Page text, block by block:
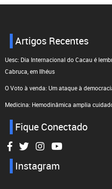
Artigos Recentes
Uesc: Dia Internacional do Cacau é
Cabruca, em Ilhéus
O Voto à venda: Um ataque à
Medicina: Hemodinâmica amplia
Fique Conectado
Instagram